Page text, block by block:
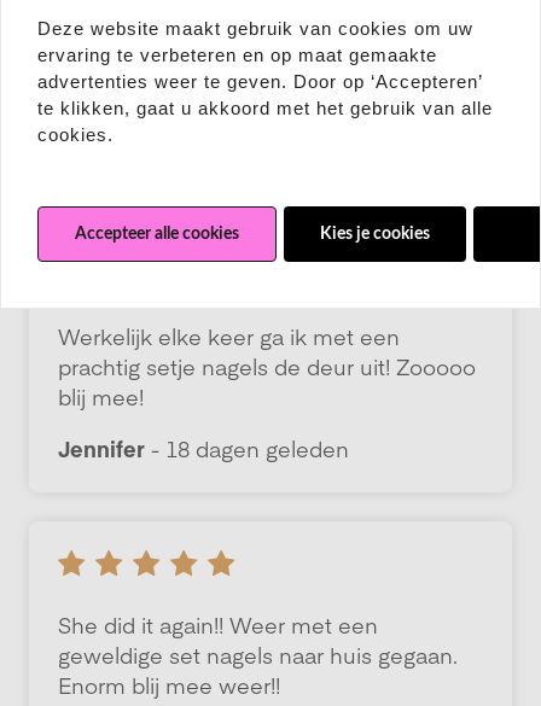
Deze website maakt gebruik van cookies om uw
ervaring te verbeteren en op maat gemaakte
advertenties weer te geven. Door op ‘Accepteren’
te klikken, gaat u akkoord met het gebruik van alle
cookies.
Accepteer alle cookies Kies je cookies